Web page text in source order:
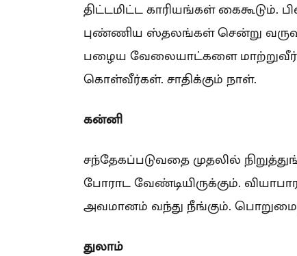
திட்டமிட்ட காரியங்கள்
புண்ணிய ஸ்தலங்கள் சென்று
பழைய வேலையாட்களை
கொள்வீர்கள். சாதிக்கும் நாள்.
கன்னி
சந்தேகப்படுவதை முதலில்
போராட வேண்டியிருக்கும்.
அவமானம் வந்து நீங்கும்.
துலாம்